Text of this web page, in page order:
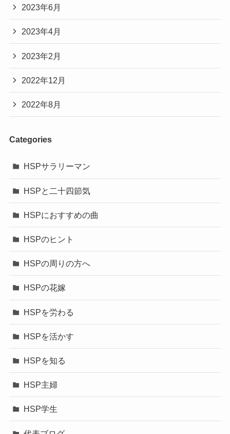
2023年6月
2023年4月
2023年2月
2022年12月
2022年8月
Categories
HSPサラリーマン
HSPと二十四節気
HSPにおすすめの曲
HSPのヒント
HSPの周りの方へ
HSPの花嫁
HSPを労わる
HSPを活かす
HSPを知る
HSP主婦
HSP学生